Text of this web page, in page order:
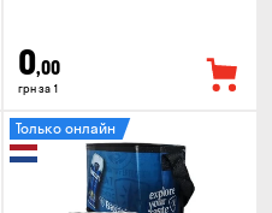
0,00
грн за 1
Только онлайн